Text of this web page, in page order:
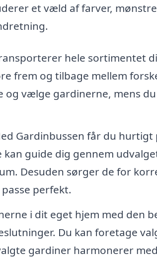
et væld af farver,
hele sortimentet
frem og tilbage mellem
vælge gardinerne, mens
Gardinbussen får du hurtigt
guide dig gennem
Desuden sørger de for
perfekt.
i dit eget hjem med den
Du kan foretage
gardiner harmonerer